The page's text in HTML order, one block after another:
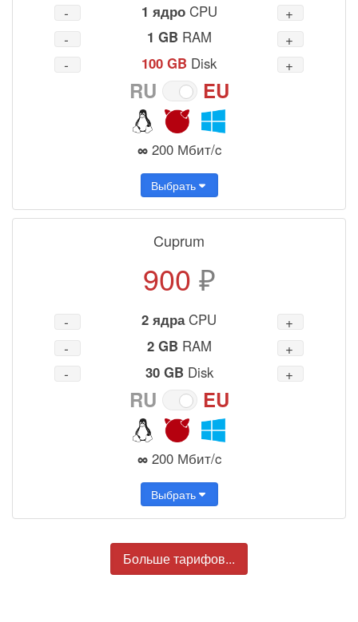
1 ядроCPU
1 GB RAM
100 GB Disk
RU EU
∞200 Мбит/c
Выбрать
Cuprum
900 ₽
2 ядраCPU
2 GB RAM
30 GB Disk
RU EU
∞200 Мбит/c
Выбрать
Больше тарифов...